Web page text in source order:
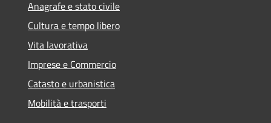
Anagrafe e stato civile
Cultura e tempo libero
Vita lavorativa
Imprese e Commercio
Catasto e urbanistica
Mobilità e trasporti